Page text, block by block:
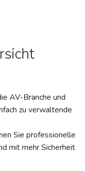
AV-Branche und
zu verwaltende
Sie professionelle
mit mehr Sicherheit